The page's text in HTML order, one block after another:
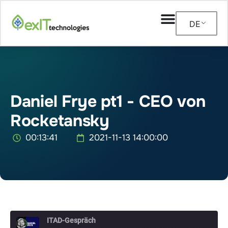
DE
Daniel Frye pt1 - CEO von
Rocketansky
00:13:41 2021-11-13 14:00:00
ITAD-Gespräch